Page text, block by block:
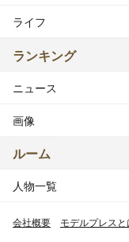
ライフ
ランキング
ニュース
画像
ルーム
人物一覧
会社概要 モデルプレスと